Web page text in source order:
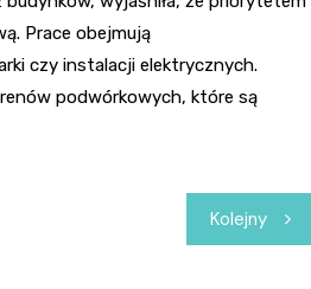
Prace obejmują
czy instalacji elektrycznych.
podwórkowych, które są
Kolejny